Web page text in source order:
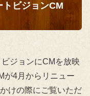
トビジョンCM
ジョンにCMを放映
が4月からリニュー
けの際にご覧いただ